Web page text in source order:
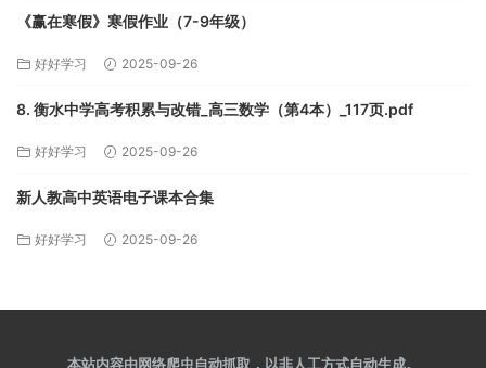
《赢在寒假》寒假作业（7-9年级）
好好学习 2025-09-26
8. 衡水中学高考积累与改错_高三数学（第4本）_117页.pdf
好好学习 2025-09-26
新人教高中英语电子课本合集
好好学习 2025-09-26
本站内容由网络爬虫自动抓取，以非人工方式自动生成。